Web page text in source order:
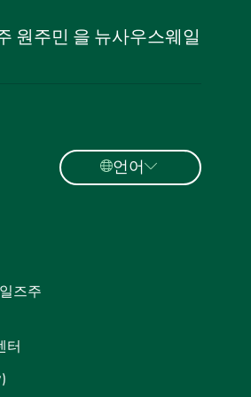
원주민 을 뉴사우스웨일
즈주
터
언어